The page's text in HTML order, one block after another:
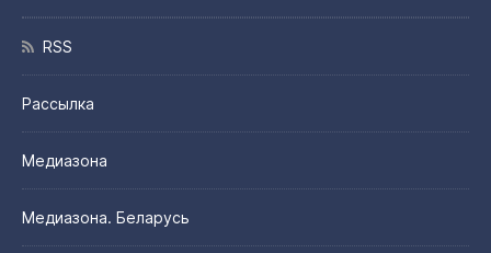
RSS
Рассылка
Медиазона
Медиазона. Беларусь